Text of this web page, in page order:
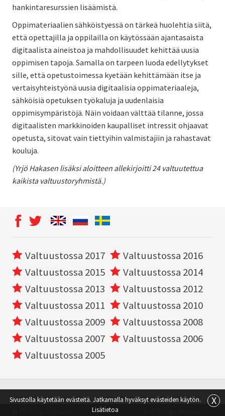
hankintaresurssien lisäämistä.
Oppimateriaalien sähköistyessä on tärkeä huolehtia siitä,
että opettajilla ja oppilailla on käytössään ajantasaista
digitaalista aineistoa ja mahdollisuudet kehittää uusia
oppimisen tapoja. Samalla on tarpeen luoda edellytykset
sille, että opetustoimessa kyetään kehittämään itse ja
vertaisyhteistyönä uusia digitaalisia oppimateriaaleja,
sähköisiä opetuksen työkaluja ja uudenlaisia
oppimisympäristöjä. Näin voidaan välttää tilanne, jossa
digitaalisten markkinoiden kaupalliset intressit ohjaavat
opetusta, sitovat vain tiettyihin valmistajiin ja rahastavat
kouluja.
(Yrjö Hakasen lisäksi aloitteen allekirjoitti 24 valtuutettua
kaikista valtuustoryhmistä.)
Valtuustossa 2017
Valtuustossa 2016
Valtuustossa 2015
Valtuustossa 2014
Valtuustossa 2013
Valtuustossa 2012
Valtuustossa 2011
Valtuustossa 2010
Valtuustossa 2009
Valtuustossa 2008
Valtuustossa 2007
Valtuustossa 2006
Valtuustossa 2005
Sivustolla käytetään evästeitä. Jatkamalla hyväksyt evästeiden käytön.
Lisätietoa
X